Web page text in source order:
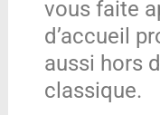
vous faite
d’accueil
aussi hors
classique.